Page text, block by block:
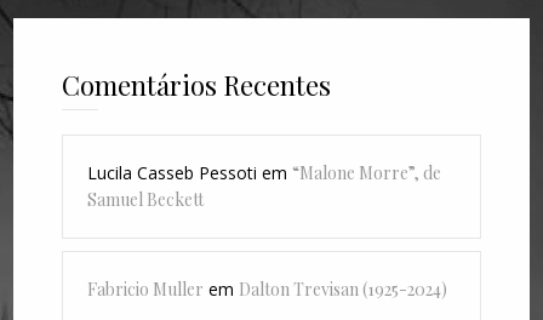
Comentários Recentes
Lucila Casseb Pessoti em “Malone Morre”, de
Samuel Beckett
Fabricio Muller em Dalton Trevisan (1925-2024)